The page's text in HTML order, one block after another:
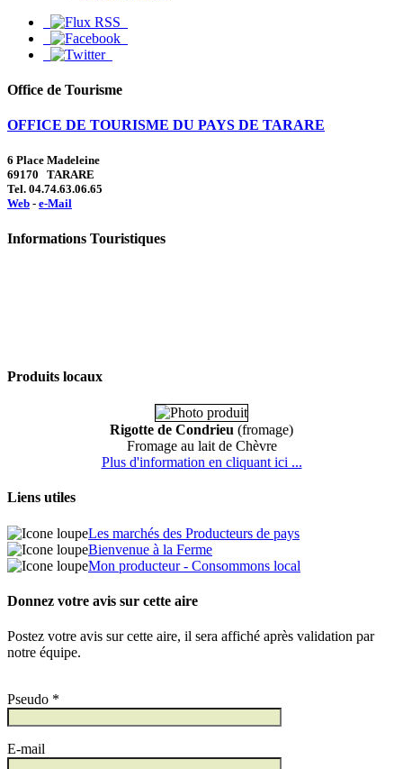
Office de Tourisme
OFFICE DE TOURISME DU PAYS DE TARARE
6 Place Madeleine
69170 TARARE
Tel. 04.74.63.06.65
Web - e-Mail
Informations Touristiques
Produits locaux
Rigotte de Condrieu (fromage)
Fromage au lait de Chèvre
Plus d'information en cliquant ici ...
Liens utiles
Les marchés des Producteurs de pays
Bienvenue à la Ferme
Mon producteur - Consommons local
Donnez votre avis sur cette aire
Postez votre avis sur cette aire, il sera affiché après validation par
notre équipe.
Pseudo *
E-mail